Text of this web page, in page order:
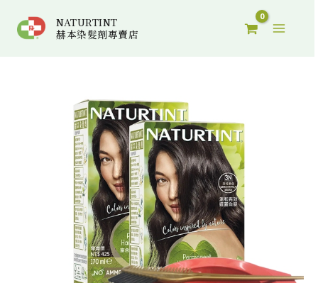
NATURTINT
赫本染髮劑專賣店
始
價
格：
NT$900。
前
價
格：
NT$749。
尋